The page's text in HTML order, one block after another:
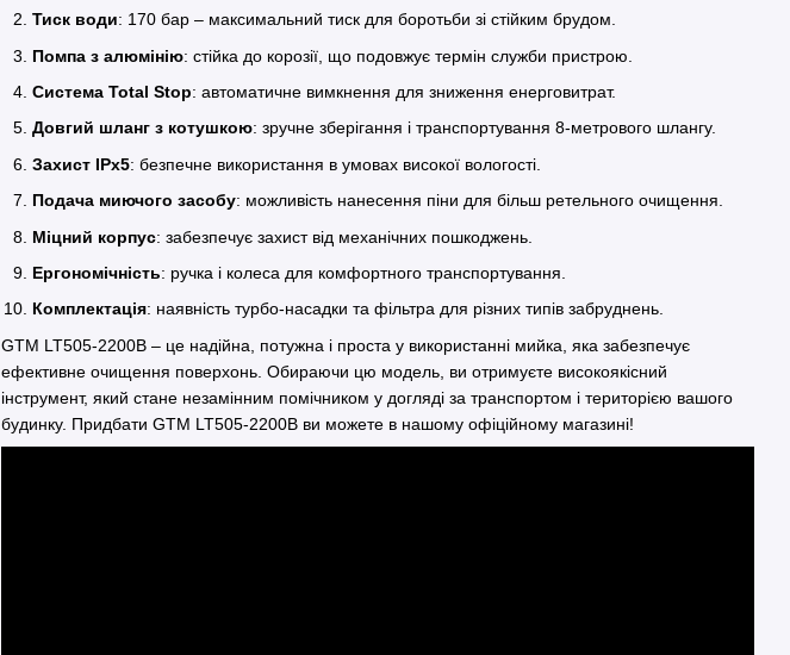
Тиск води: 170 бар – максимальний тиск для боротьби зі стійким брудом.
Помпа з алюмінію: стійка до корозії, що подовжує термін служби пристрою.
Система Total Stop: автоматичне вимкнення для зниження енерговитрат.
Довгий шланг з котушкою: зручне зберігання і транспортування 8-метрового шлангу.
Захист IPx5: безпечне використання в умовах високої вологості.
Подача миючого засобу: можливість нанесення піни для більш ретельного очищення.
Міцний корпус: забезпечує захист від механічних пошкоджень.
Ергономічність: ручка і колеса для комфортного транспортування.
Комплектація: наявність турбо-насадки та фільтра для різних типів забруднень.
GTM LT505-2200B – це надійна, потужна і проста у використанні мийка, яка забезпечує
ефективне очищення поверхонь. Обираючи цю модель, ви отримуєте високоякісний
інструмент, який стане незамінним помічником у догляді за транспортом і територією вашого
будинку. Придбати GTM LT505-2200B ви можете в нашому офіційному магазині!